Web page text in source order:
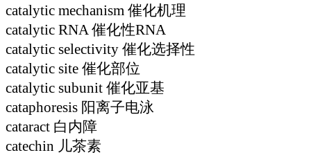
catalytic mechanism 催化机理
catalytic RNA 催化性RNA
catalytic selectivity 催化选择性
catalytic site 催化部位
catalytic subunit 催化亚基
cataphoresis 阳离子电泳
cataract 白内障
catechin 儿茶素